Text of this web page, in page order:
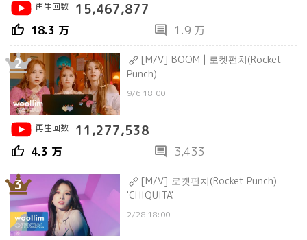
再生回数 15,467,877
thumb_up 18.3 万 comment 1.9 万
2
[M/V] BOOM | 로켓펀치(Rocket
Punch)
9/6 18:00
再生回数 11,277,538
thumb_up 4.3 万 comment 3,433
3
[M/V] 로켓펀치(Rocket Punch)
'CHIQUITA'
2/28 18:00